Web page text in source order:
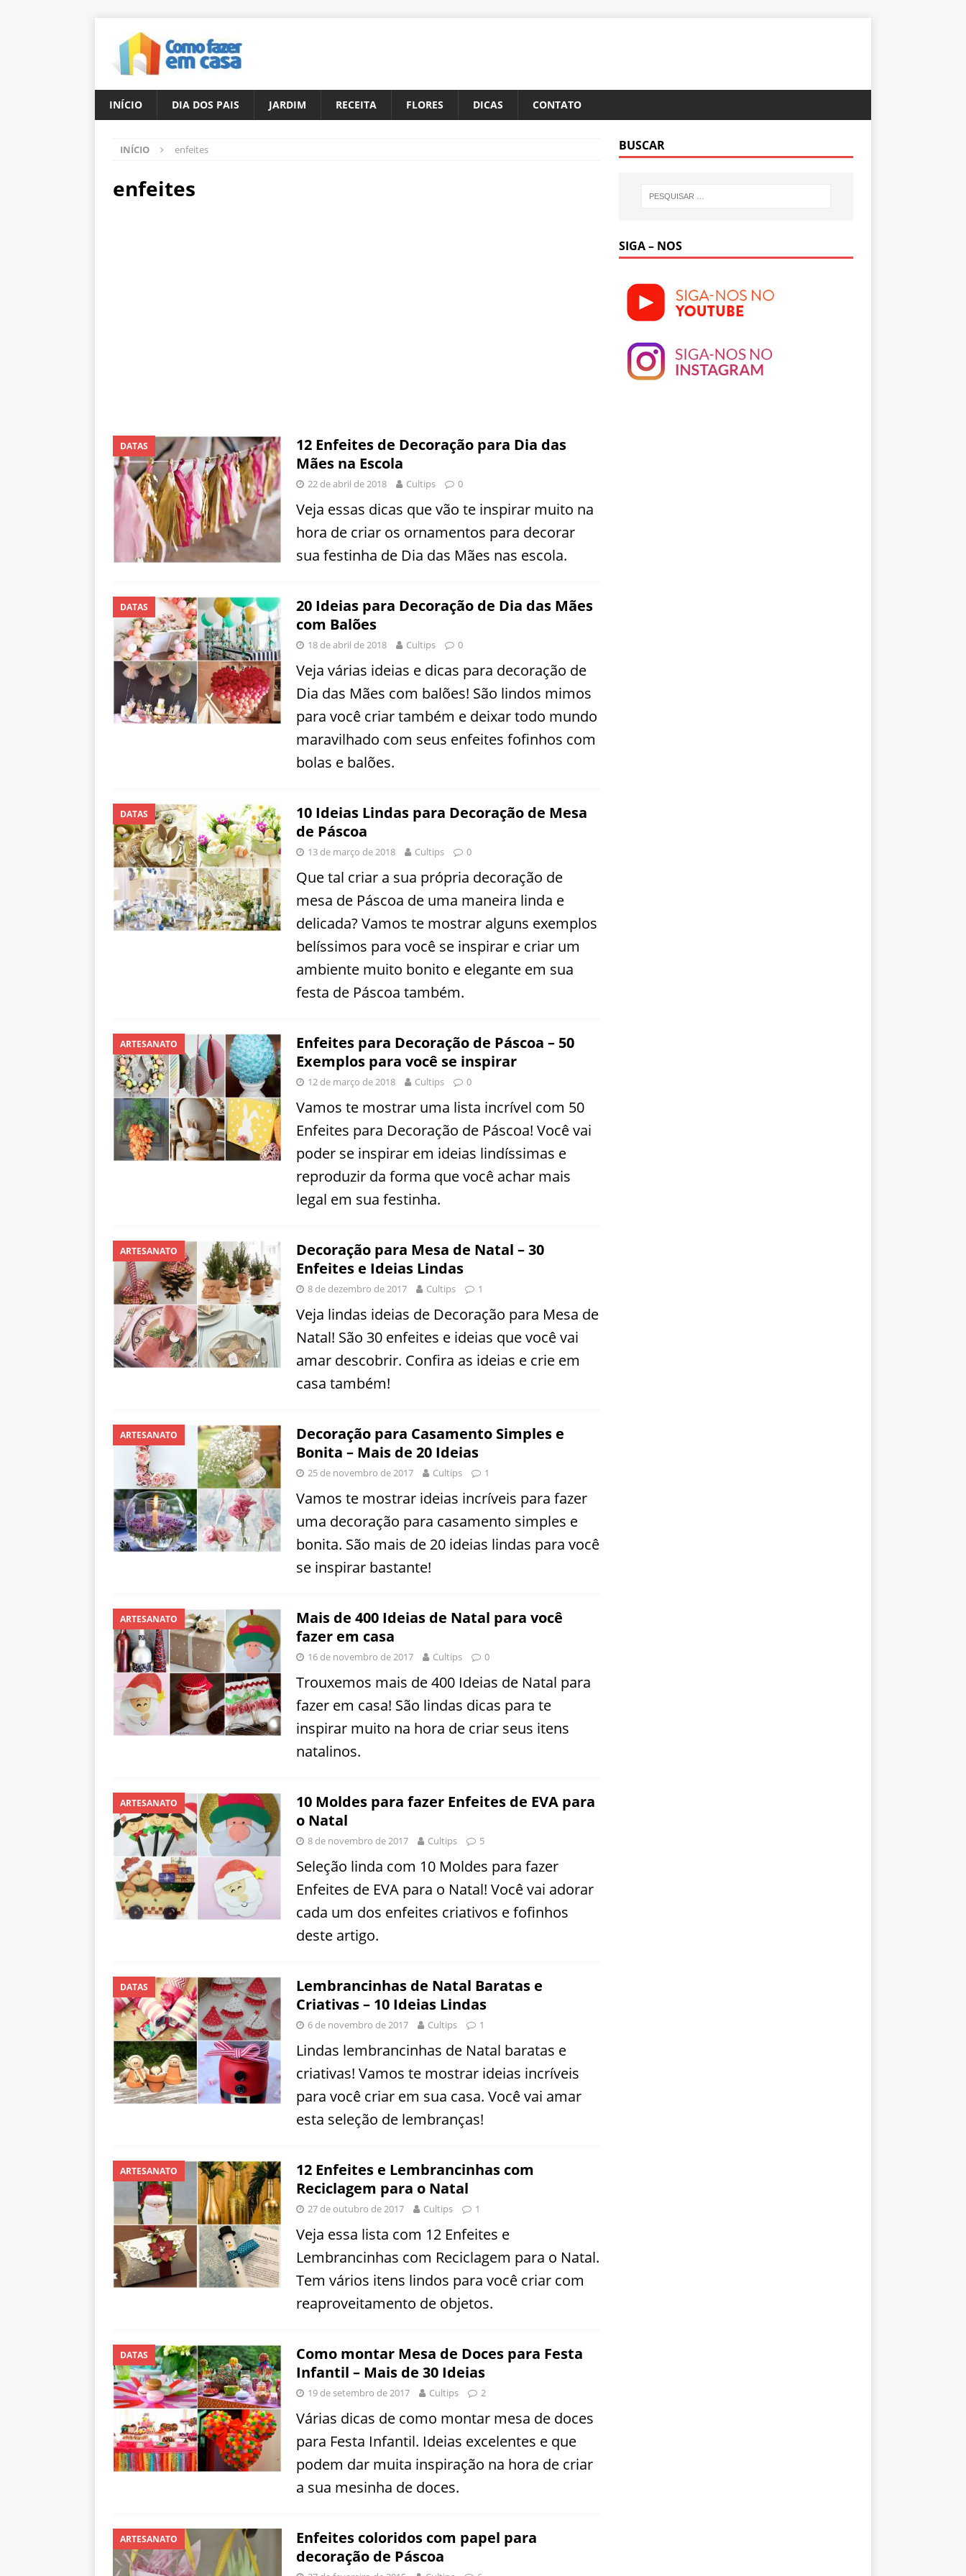
INÍCIO DIA DOS PAIS JARDIM RECEITA FLORES DICAS CONTATO
INÍCIO enfeites
enfeites
DATAS
12 Enfeites de Decoração para Dia das
Mães na Escola
22 de abril de 2018 Cultips 0
Veja essas dicas que vão te inspirar muito na
hora de criar os ornamentos para decorar
sua festinha de Dia das Mães nas escola.
DATAS
20 Ideias para Decoração de Dia das Mães
com Balões
18 de abril de 2018 Cultips 0
Veja várias ideias e dicas para decoração de
Dia das Mães com balões! São lindos mimos
para você criar também e deixar todo mundo
maravilhado com seus enfeites fofinhos com
bolas e balões.
DATAS
10 Ideias Lindas para Decoração de Mesa
de Páscoa
13 de março de 2018 Cultips 0
Que tal criar a sua própria decoração de
mesa de Páscoa de uma maneira linda e
delicada? Vamos te mostrar alguns exemplos
belíssimos para você se inspirar e criar um
ambiente muito bonito e elegante em sua
festa de Páscoa também.
ARTESANATO
Enfeites para Decoração de Páscoa – 50
Exemplos para você se inspirar
12 de março de 2018 Cultips 0
Vamos te mostrar uma lista incrível com 50
Enfeites para Decoração de Páscoa! Você vai
poder se inspirar em ideias lindíssimas e
reproduzir da forma que você achar mais
legal em sua festinha.
ARTESANATO
Decoração para Mesa de Natal – 30
Enfeites e Ideias Lindas
8 de dezembro de 2017 Cultips 1
Veja lindas ideias de Decoração para Mesa de
Natal! São 30 enfeites e ideias que você vai
amar descobrir. Confira as ideias e crie em
casa também!
ARTESANATO
Decoração para Casamento Simples e
Bonita – Mais de 20 Ideias
25 de novembro de 2017 Cultips 1
Vamos te mostrar ideias incríveis para fazer
uma decoração para casamento simples e
bonita. São mais de 20 ideias lindas para você
se inspirar bastante!
ARTESANATO
Mais de 400 Ideias de Natal para você
fazer em casa
16 de novembro de 2017 Cultips 0
Trouxemos mais de 400 Ideias de Natal para
fazer em casa! São lindas dicas para te
inspirar muito na hora de criar seus itens
natalinos.
ARTESANATO
10 Moldes para fazer Enfeites de EVA para
o Natal
8 de novembro de 2017 Cultips 5
Seleção linda com 10 Moldes para fazer
Enfeites de EVA para o Natal! Você vai adorar
cada um dos enfeites criativos e fofinhos
deste artigo.
DATAS
Lembrancinhas de Natal Baratas e
Criativas – 10 Ideias Lindas
6 de novembro de 2017 Cultips 1
Lindas lembrancinhas de Natal baratas e
criativas! Vamos te mostrar ideias incríveis
para você criar em sua casa. Você vai amar
esta seleção de lembranças!
ARTESANATO
12 Enfeites e Lembrancinhas com
Reciclagem para o Natal
27 de outubro de 2017 Cultips 1
Veja essa lista com 12 Enfeites e
Lembrancinhas com Reciclagem para o Natal.
Tem vários itens lindos para você criar com
reaproveitamento de objetos.
DATAS
Como montar Mesa de Doces para Festa
Infantil – Mais de 30 Ideias
19 de setembro de 2017 Cultips 2
Várias dicas de como montar mesa de doces
para Festa Infantil. Ideias excelentes e que
podem dar muita inspiração na hora de criar
a sua mesinha de doces.
ARTESANATO
Enfeites coloridos com papel para
decoração de Páscoa
BUSCAR
SIGA – NOS